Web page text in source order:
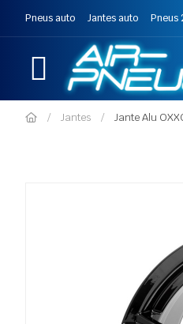
Pneus auto Jantes auto Pneus
Jantes Jante Alu